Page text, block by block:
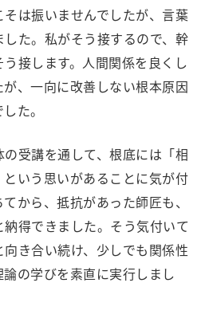
は振いませんでしたが、言葉
た。私がそう接するので、幹
接します。人間関係を良くし
、一向に改善しない根本原因
た。
の受講を通して、根底には「相
いう思いがあることに気が付
から、抵抗があった師匠も、
得できました。そう気付いて
き合い続け、少しでも関係性
の学びを素直に実行しまし